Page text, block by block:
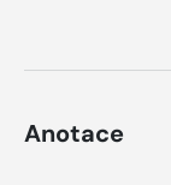
Anotace